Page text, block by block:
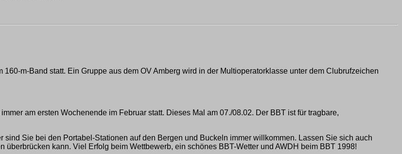
m-Band statt. Ein Gruppe aus dem OV Amberg wird in der Multioperatorklasse unter dem Clubrufzeichen
am ersten Wochenende im Februar statt. Dieses Mal am 07./08.02. Der BBT ist für tragbare,
Sie bei den Portabel-Stationen auf den Bergen und Buckeln immer willkommen. Lassen Sie sich auch
kann. Viel Erfolg beim Wettbewerb, ein schönes BBT-Wetter und AWDH beim BBT 1998!